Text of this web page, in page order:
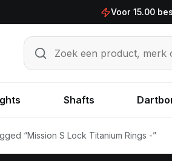
Voor 15.00
Zoek een product, merk of
Zoeken
Shafts
“Mission S Lock Titanium Rings -”